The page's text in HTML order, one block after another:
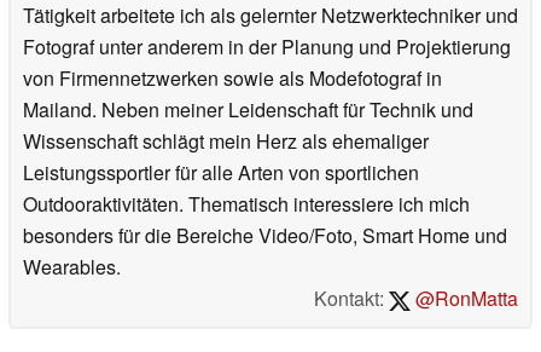
Tätigkeit arbeitete ich als gelernter Netzwerktechniker und
Fotograf unter anderem in der Planung und Projektierung
von Firmennetzwerken sowie als Modefotograf in
Mailand. Neben meiner Leidenschaft für Technik und
Wissenschaft schlägt mein Herz als ehemaliger
Leistungssportler für alle Arten von sportlichen
Outdooraktivitäten. Thematisch interessiere ich mich
besonders für die Bereiche Video/Foto, Smart Home und
Wearables.
Kontakt:
@RonMatta